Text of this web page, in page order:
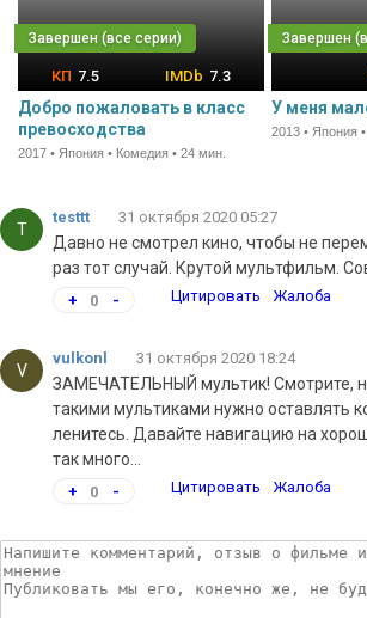
7.5 7.3
Добро пожаловать в класс
превосходства
2017 • Япония • Комедия • 24 мин.
У меня
2013 • Япония
T
testtt 31 октября 2020 05:27
Давно не смотрел кино, чтобы не
раз тот случай. Крутой мультфильм.
+ 0 - Цитировать Жалоба
V
vulkonl 31 октября 2020 18:24
ЗАМЕЧАТЕЛЬНЫЙ мультик! Смотрите,
такими мультиками нужно оставлять
ленитесь. Давайте навигацию на
так много...
+ 0 - Цитировать Жалоба